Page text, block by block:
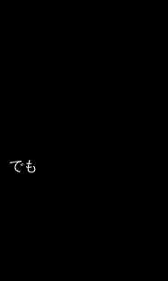
でも